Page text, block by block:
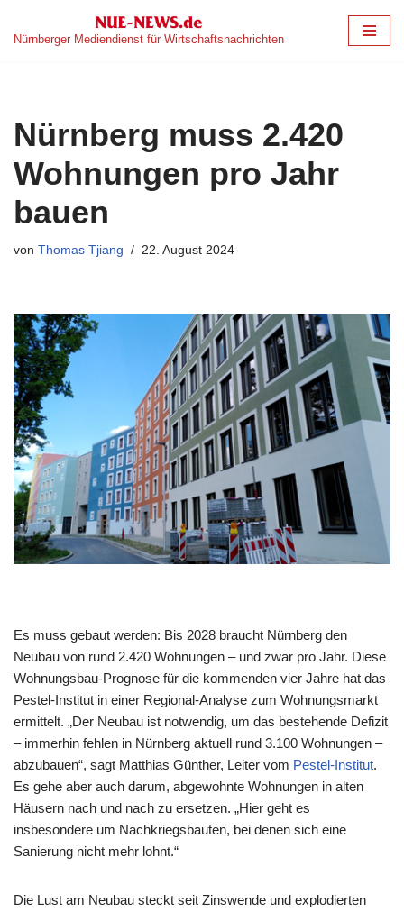
Zum
Nürnberger Mediendienst für Wirtschaftsnachrichten
Nürnberg muss 2.420
Wohnungen pro Jahr
bauen
von Thomas Tjiang 22. August 2024
Es muss gebaut werden: Bis 2028 braucht Nürnberg den
Neubau von rund 2.420 Wohnungen – und zwar pro Jahr. Diese
Wohnungsbau-Prognose für die kommenden vier Jahre hat das
Pestel-Institut in einer Regional-Analyse zum Wohnungsmarkt
ermittelt. „Der Neubau ist notwendig, um das bestehende Defizit
– immerhin fehlen in Nürnberg aktuell rund 3.100 Wohnungen –
abzubauen“, sagt Matthias Günther, Leiter vom Pestel-Institut.
Es gehe aber auch darum, abgewohnte Wohnungen in alten
Häusern nach und nach zu ersetzen. „Hier geht es
insbesondere um Nachkriegsbauten, bei denen sich eine
Sanierung nicht mehr lohnt.“
Die Lust am Neubau steckt seit Zinswende und explodierten